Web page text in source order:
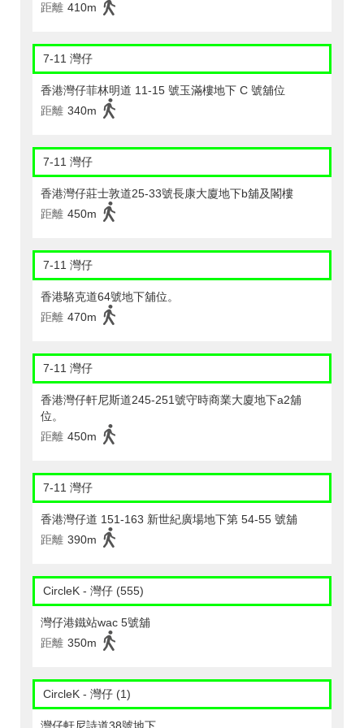
距離 410m
7-11 灣仔
香港灣仔菲林明道 11-15 號玉滿樓地下 C 號舖位
距離 340m
7-11 灣仔
香港灣仔莊士敦道25-33號長康大廈地下b舖及閣樓
距離 450m
7-11 灣仔
香港駱克道64號地下舖位。
距離 470m
7-11 灣仔
香港灣仔軒尼斯道245-251號守時商業大廈地下a2舖
位。
距離 450m
7-11 灣仔
香港灣仔道 151-163 新世紀廣場地下第 54-55 號舖
距離 390m
CircleK - 灣仔 (555)
灣仔港鐵站wac 5號舖
距離 350m
CircleK - 灣仔 (1)